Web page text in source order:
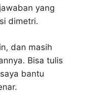
yang
dimetri.
dan masih
Bisa tulis
bantu